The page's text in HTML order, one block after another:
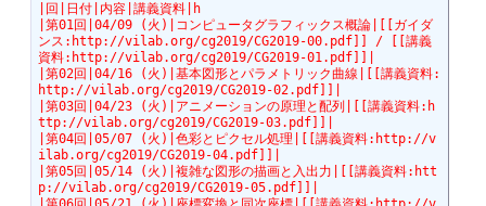
|回|日付|内容|講義資料|h
|第01回|04/09 (火)|コンピュータグラフィックス概論|[[ガイダ
ンス:http://vilab.org/cg2019/CG2019-00.pdf]] / [[講義
資料:http://vilab.org/cg2019/CG2019-01.pdf]]|
|第02回|04/16 (火)|基本図形とパラメトリック曲線|[[講義資料:
http://vilab.org/cg2019/CG2019-02.pdf]]|
|第03回|04/23 (火)|アニメーションの原理と配列|[[講義資料:h
ttp://vilab.org/cg2019/CG2019-03.pdf]]|
|第04回|05/07 (火)|色彩とピクセル処理|[[講義資料:http://v
ilab.org/cg2019/CG2019-04.pdf]]|
|第05回|05/14 (火)|複雑な図形の描画と入出力|[[講義資料:htt
p://vilab.org/cg2019/CG2019-05.pdf]]|